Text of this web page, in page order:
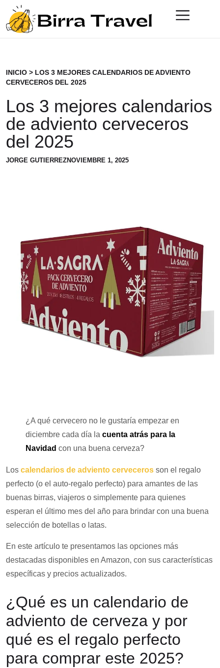
INICIO > LOS 3 MEJORES CALENDARIOS DE ADVIENTO
CERVECEROS DEL 2025
Los 3 mejores calendarios
de adviento cerveceros
del 2025
JORGE GUTIERREZNOVIEMBRE 1, 2025
¿A qué cervecero no le gustaría empezar en
diciembre cada día la cuenta atrás para la
Navidad con una buena cerveza?
Los calendarios de adviento cerveceros son el regalo
perfecto (o el auto-regalo perfecto) para amantes de las
buenas birras, viajeros o simplemente para quienes
esperan el último mes del año para brindar con una buena
selección de botellas o latas.
En este artículo te presentamos las opciones más
destacadas disponibles en Amazon, con sus características
específicas y precios actualizados.
¿Qué es un calendario de
adviento de cerveza y por
qué es el regalo perfecto
para comprar este 2025?